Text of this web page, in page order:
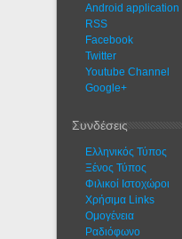
Android application
RSS
Facebook
Twitter
Youtube Channel
Google+
Συνδέσεις
Ελληνικός Τύπος
Ξένος Τύπος
Φιλικοί Ιστοχώροι
Χρήσιμα Links
Ομογένεια
Ραδιόφωνο